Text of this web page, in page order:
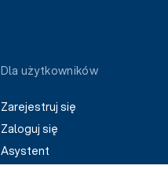
Dla użytkowników
Zarejestruj się
Zaloguj się
Asystent